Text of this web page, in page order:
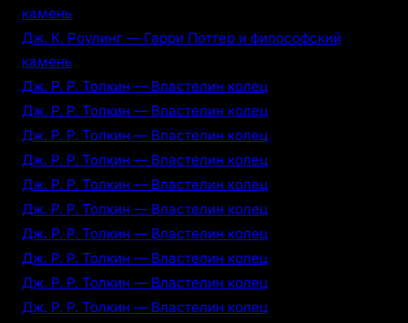
камень
Дж. К. Роулинг — Гарри Поттер и философский
камень
Дж. Р. Р. Толкин — Властелин колец
Дж. Р. Р. Толкин — Властелин колец
Дж. Р. Р. Толкин — Властелин колец
Дж. Р. Р. Толкин — Властелин колец
Дж. Р. Р. Толкин — Властелин колец
Дж. Р. Р. Толкин — Властелин колец
Дж. Р. Р. Толкин — Властелин колец
Дж. Р. Р. Толкин — Властелин колец
Дж. Р. Р. Толкин — Властелин колец
Дж. Р. Р. Толкин — Властелин колец